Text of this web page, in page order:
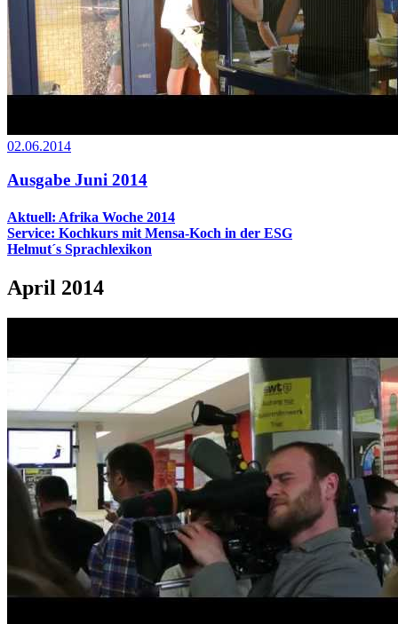
02.06.2014
Ausgabe Juni 2014
Aktuell: Afrika Woche 2014
Service: Kochkurs mit Mensa-Koch in der ESG
Helmut´s Sprachlexikon
April 2014